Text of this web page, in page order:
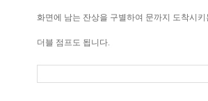
화면에 남는 잔상을 구별하여 문까지 도착시
더블 점프도 됩니다.